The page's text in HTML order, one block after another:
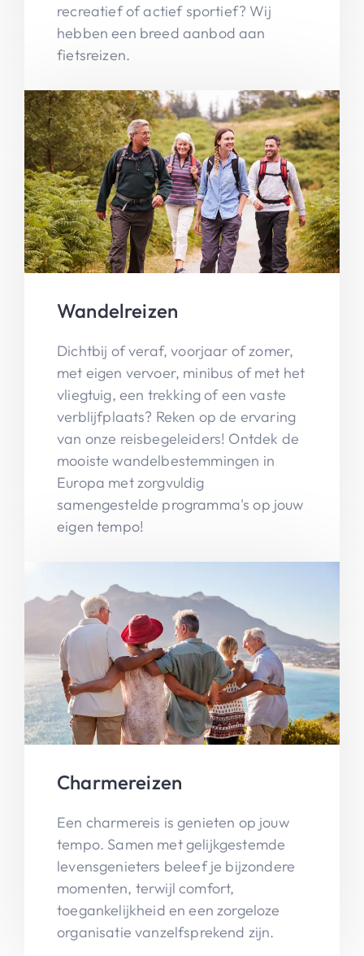
recreatief of actief sportief? Wij
hebben een breed aanbod aan
fietsreizen.
Wandelreizen
Dichtbij of veraf, voorjaar of zomer,
met eigen vervoer, minibus of met het
vliegtuig, een trekking of een vaste
verblijfplaats? Reken op de ervaring
van onze reisbegeleiders! Ontdek de
mooiste wandelbestemmingen in
Europa met zorgvuldig
samengestelde programma's op jouw
eigen tempo!
Charmereizen
Een charmereis is genieten op jouw
tempo. Samen met gelijkgestemde
levensgenieters beleef je bijzondere
momenten, terwijl comfort,
toegankelijkheid en een zorgeloze
organisatie vanzelfsprekend zijn.